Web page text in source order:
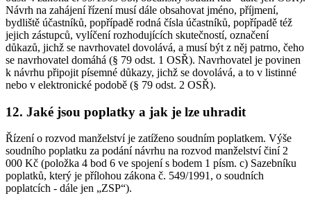
Návrh na zahájení řízení musí dále obsahovat jméno, příjmení,
bydliště účastníků, popřípadě rodná čísla účastníků, popřípadě též
jejich zástupců, vylíčení rozhodujících skutečností, označení
důkazů, jichž se navrhovatel dovolává, a musí být z něj patrno, čeho
se navrhovatel domáhá (§ 79 odst. 1 OSŘ). Navrhovatel je povinen
k návrhu připojit písemné důkazy, jichž se dovolává, a to v listinné
nebo v elektronické podobě (§ 79 odst. 2 OSŘ).
12. Jaké jsou poplatky a jak je lze uhradit
Řízení o rozvod manželství je zatíženo soudním poplatkem. Výše
soudního poplatku za podání návrhu na rozvod manželství činí 2
000 Kč (položka 4 bod 6 ve spojení s bodem 1 písm. c) Sazebníku
poplatků, který je přílohou zákona č. 549/1991, o soudních
poplatcích - dále jen „ZSP“).